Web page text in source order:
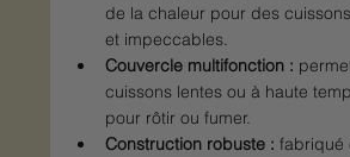
de la chaleur pour des
et impeccables.
Couvercle multifonction :
cuissons lentes ou à haute
pour rôtir ou fumer.
Construction robuste : fabriqué